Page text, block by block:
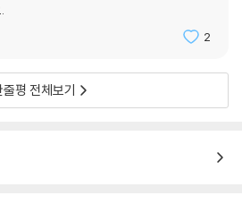
식 투자가 대안!
병부터 세워라!
차? 자율주행? 스마트팩토리?
체!
리’ 투자-LIT ETF
2
줄평 전체보기